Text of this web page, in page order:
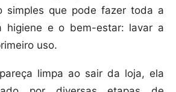
simples que pode fazer toda a
higiene e o bem-estar: lavar a
uso.
limpa ao sair da loja, ela